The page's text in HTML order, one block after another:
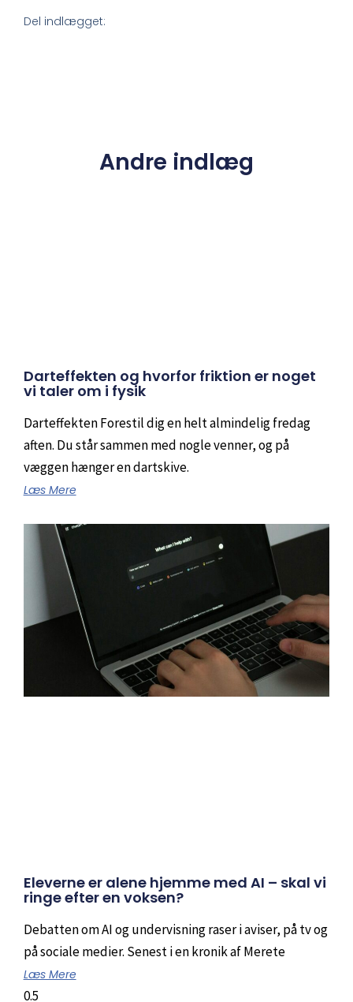
Del indlægget:
Andre indlæg
Darteffekten og hvorfor friktion er noget
vi taler om i fysik
Darteffekten Forestil dig en helt almindelig fredag
aften. Du står sammen med nogle venner, og på
væggen hænger en dartskive.
Læs Mere
Eleverne er alene hjemme med AI – skal vi
ringe efter en voksen?
Debatten om AI og undervisning raser i aviser, på tv og
på sociale medier. Senest i en kronik af Merete
Læs Mere